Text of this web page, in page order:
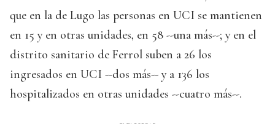
que en la de Lugo las personas en UCI se mantienen
en 15 y en otras unidades, en 58 --una más--; y en el
distrito sanitario de Ferrol suben a 26 los
ingresados en UCI --dos más-- y a 136 los
hospitalizados en otras unidades --cuatro más--.